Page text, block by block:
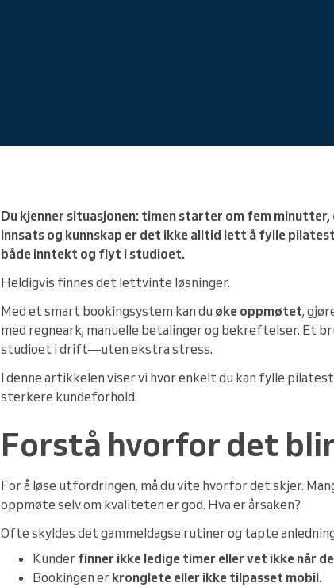
Du kjenner situasjonen: timen starter om fem
innsats og kunnskap er det ikke alltid lett å fylle
både inntekt og flyt i studioet.
Heldigvis finnes det lettvinte løsninger.
Med et smart bookingsystem kan du øke oppmøtet,
med regneark, manuelle betalinger og bekreftelser. Et
studioet i drift—uten ekstra stress.
I denne artikkelen viser vi hvor enkelt du kan fylle
sterkere kundeforhold.
Forstå hvorfor det
For å løse utfordringen, må du vite hvorfor det skjer.
oppmøte selv om kvaliteten er god. Hva er årsaken?
Ofte skyldes det gammeldagse rutiner og tapte
Kunder finner ikke ledige timer eller vet ikke når
Bookingen er kronglete eller ikke tilpasset mobil.